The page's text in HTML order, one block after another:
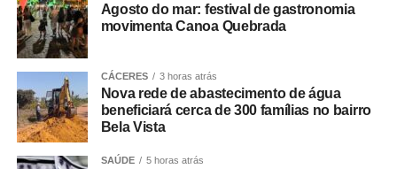
No dia 27 de junho, o Sindicato dos Rodoviários ajuizou
o dissídio coletivo de greve e de natureza econômica. Na
mesma data, o TRT-RJ, considerou a greve legal e
concedeu liminar autorizando o início da paralisação.
Determinou a manutenção de, no mínimo, 50% da frota
operacional em cada linha e itinerário, sob pena de multa
de R$ 50 mil em caso de descumprimento da medida.
Agosto do mar: festival de gastronomia
movimenta Canoa Quebrada
CÁCERES 3 horas atrás
Nova rede de abastecimento de água
beneficiará cerca de 300 famílias no bairro
Bela Vista
SAÚDE 5 horas atrás